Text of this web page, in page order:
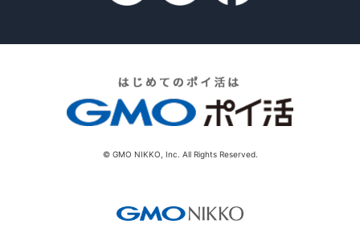
© GMO NIKKO, Inc. All Rights Reserved.